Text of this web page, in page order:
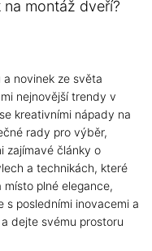
montáž dveří?
novinek ze světa
nejnovější trendy v
kreativními nápady na
rady pro výběr,
zajímavé články o
a technikách, které
plné elegance,
s posledními inovacemi a
dejte svému prostoru